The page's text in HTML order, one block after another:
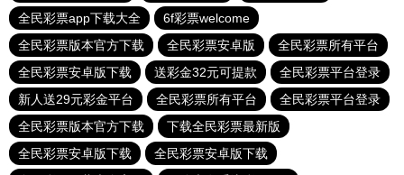
全民彩票app下载大全
6f彩票welcome
全民彩票版本官方下载
全民彩票安卓版
全民彩票所有平台
全民彩票安卓版下载
送彩金32元可提款
全民彩票平台登录
新人送29元彩金平台
全民彩票所有平台
全民彩票平台登录
全民彩票版本官方下载
下载全民彩票最新版
全民彩票安卓版下载
全民彩票安卓版下载